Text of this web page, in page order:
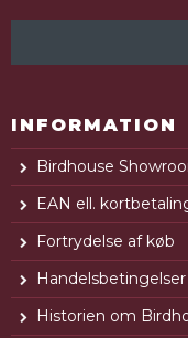
INFORMATION
Birdhouse
EAN ell.
Fortrydelse af køb
Historien om